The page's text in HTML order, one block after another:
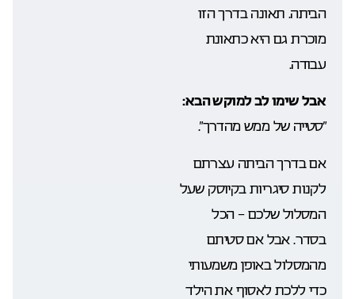
הביתה. תאונה בדרך הזו
מוכרת גם היא כתאונת
עבודה.
אבל שימו לב למוקש הבא:
“סטייה של ממש מהדרך”.
אם בדרך הביתה עצרתם
לקנות סיגריות בקיוסק שעל
המסלול שלכם – הכל
בסדר. אבל אם סטיתם
מהמסלול באופן משמעותי
כדי ללכת לאסוף את הילד